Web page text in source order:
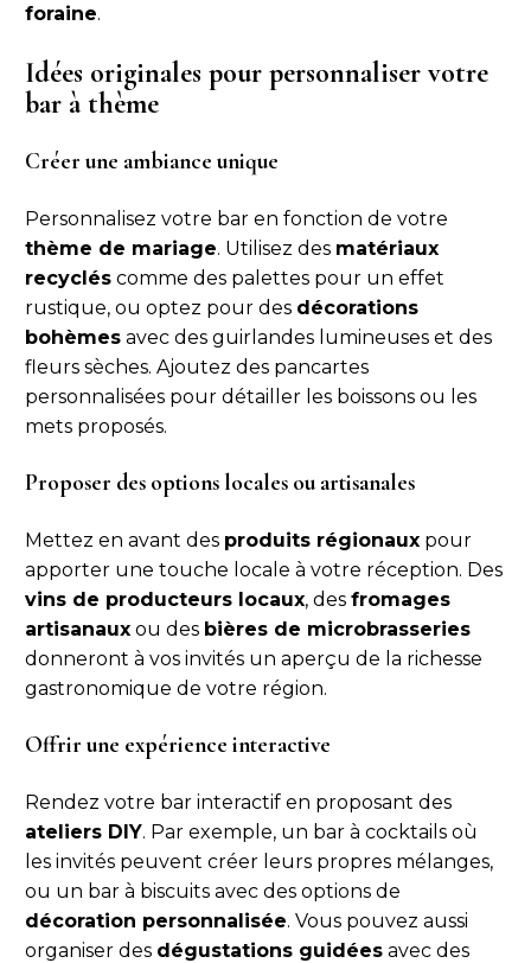
foraine.
Idées originales pour personnaliser votre
bar à thème
Créer une ambiance unique
Personnalisez votre bar en fonction de votre
thème de mariage. Utilisez des matériaux
recyclés comme des palettes pour un effet
rustique, ou optez pour des décorations
bohèmes avec des guirlandes lumineuses et des
fleurs sèches. Ajoutez des pancartes
personnalisées pour détailler les boissons ou les
mets proposés.
Proposer des options locales ou artisanales
Mettez en avant des produits régionaux pour
apporter une touche locale à votre réception. Des
vins de producteurs locaux, des fromages
artisanaux ou des bières de microbrasseries
donneront à vos invités un aperçu de la richesse
gastronomique de votre région.
Offrir une expérience interactive
Rendez votre bar interactif en proposant des
ateliers DIY. Par exemple, un bar à cocktails où
les invités peuvent créer leurs propres mélanges,
ou un bar à biscuits avec des options de
décoration personnalisée. Vous pouvez aussi
organiser des dégustations guidées avec des